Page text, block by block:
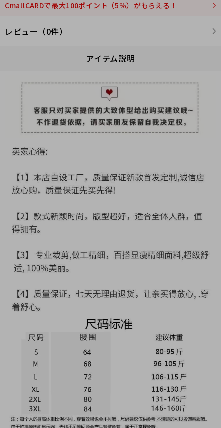
CmallCARDで最大100ポイント（5％）がもらえる！
レビュー（0件）
アイテム説明